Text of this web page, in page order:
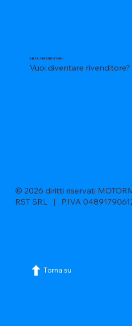
AREA RIVENDITORI
Vuoi diventare rivenditore?
© 2026 diritti riservati
RST SRL | P.IVA
Torna su